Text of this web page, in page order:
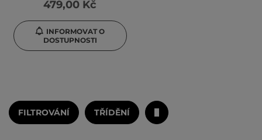
479,00 Kč
INFORMOVAT O
DOSTUPNOSTI
FILTROVÁNÍ TŘÍDĚNÍ